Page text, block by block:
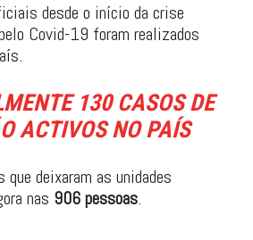
desde o início da crise
Covid-19 foram realizados
130 CASOS DE
ACTIVOSNO PAÍS
que deixaram as unidades
nas 906 pessoas.